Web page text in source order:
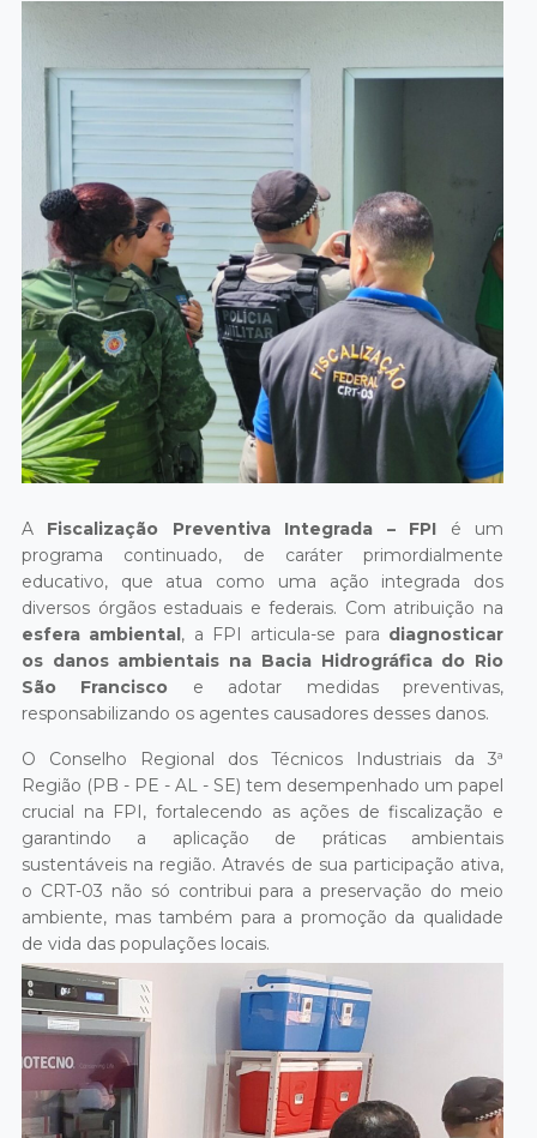
A Fiscalização Preventiva Integrada – FPI é um
programa continuado, de caráter primordialmente
educativo, que atua como uma ação integrada dos
diversos órgãos estaduais e federais. Com atribuição na
esfera ambiental, a FPI articula-se para diagnosticar
os danos ambientais na Bacia Hidrográfica do Rio
São Francisco e adotar medidas preventivas,
responsabilizando os agentes causadores desses danos.
O Conselho Regional dos Técnicos Industriais da 3ª
Região (PB - PE - AL - SE) tem desempenhado um papel
crucial na FPI, fortalecendo as ações de fiscalização e
garantindo a aplicação de práticas ambientais
sustentáveis na região. Através de sua participação ativa,
o CRT-03 não só contribui para a preservação do meio
ambiente, mas também para a promoção da qualidade
de vida das populações locais.